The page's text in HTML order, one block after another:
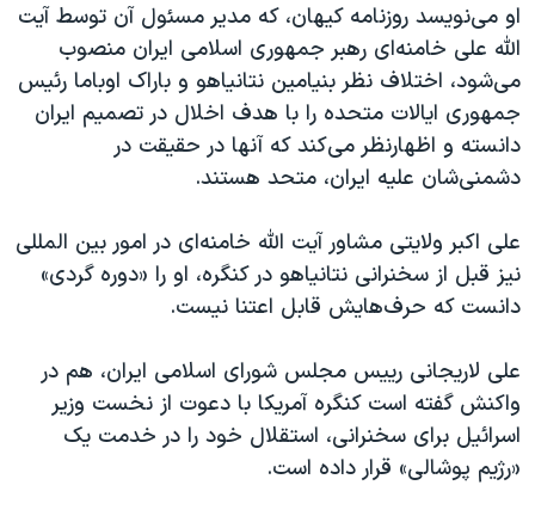
قانون شفافیت دارائی کادر رهبری ایران
اعتراضات مردمی آبان ۹۸
اسرائیل در جنگ
نرگس محمدی برنده جایزه نوبل صلح
صفحه‌های ویژه
سفر پرزیدنت ترامپ به چین
او می‌نویسد روزنامه کیهان، که مدیر مسئول آن توسط آیت
الله علی خامنه‌ای رهبر جمهوری اسلامی ایران منصوب
می‌شود، اختلاف نظر بنیامین نتانیاهو و باراک اوباما رئیس
جمهوری ایالات متحده را با هدف اخلال در تصمیم ایران
دانسته و اظهارنظر می‌کند که آنها در حقیقت در
دشمنی‌شان علیه ایران، متحد هستند.
علی اکبر ولایتی مشاور آیت الله خامنه‌ای در امور بین المللی
نیز قبل از سخنرانی نتانیاهو در کنگره، او را «دوره گردی»
دانست که حرف‌هایش قابل اعتنا نیست.
علی لاریجانی رییس مجلس شورای اسلامی ایران، هم در
واکنش گفته است کنگره آمریکا با دعوت از نخست وزیر
اسرائیل برای سخنرانی، استقلال خود را در خدمت یک
«رژیم پوشالی» قرار داده است.